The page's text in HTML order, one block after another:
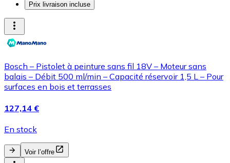
Prix livraison incluse
Bosch – Pistolet à peinture sans fil 18V – Moteur sans
balais – Débit 500 ml/min – Capacité réservoir 1,5 L – Pour
surfaces en bois et terrasses
127,14 €
En stock
Voir l’offre